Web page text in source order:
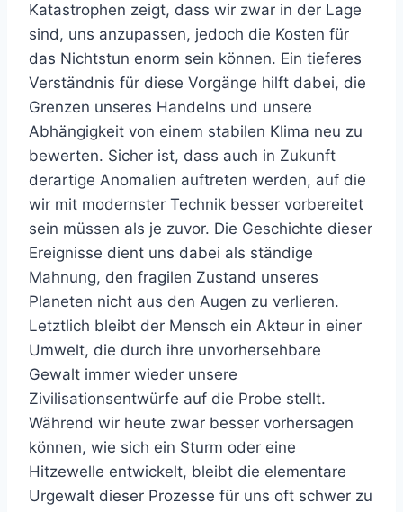
Katastrophen zeigt, dass wir zwar in der Lage
sind, uns anzupassen, jedoch die Kosten für
das Nichtstun enorm sein können. Ein tieferes
Verständnis für diese Vorgänge hilft dabei, die
Grenzen unseres Handelns und unsere
Abhängigkeit von einem stabilen Klima neu zu
bewerten. Sicher ist, dass auch in Zukunft
derartige Anomalien auftreten werden, auf die
wir mit modernster Technik besser vorbereitet
sein müssen als je zuvor. Die Geschichte dieser
Ereignisse dient uns dabei als ständige
Mahnung, den fragilen Zustand unseres
Planeten nicht aus den Augen zu verlieren.
Letztlich bleibt der Mensch ein Akteur in einer
Umwelt, die durch ihre unvorhersehbare
Gewalt immer wieder unsere
Zivilisationsentwürfe auf die Probe stellt.
Während wir heute zwar besser vorhersagen
können, wie sich ein Sturm oder eine
Hitzewelle entwickelt, bleibt die elementare
Urgewalt dieser Prozesse für uns oft schwer zu